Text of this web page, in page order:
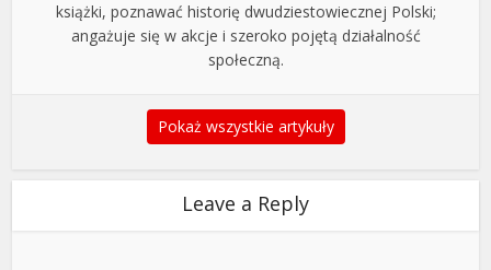
książki, poznawać historię dwudziestowiecznej Polski;
angażuje się w akcje i szeroko pojętą działalność
społeczną.
Pokaż wszystkie artykuły
Leave a Reply